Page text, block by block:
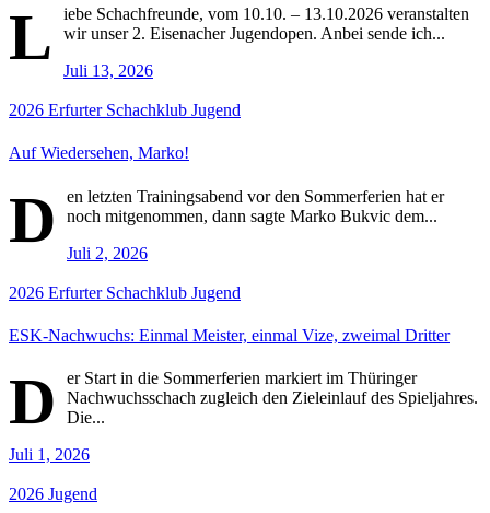
L
iebe Schachfreunde, vom 10.10. – 13.10.2026 veranstalten
wir unser 2. Eisenacher Jugendopen. Anbei sende ich...
Juli 13, 2026
2026 Erfurter Schachklub Jugend
Auf Wiedersehen, Marko!
D
en letzten Trainingsabend vor den Sommerferien hat er
noch mitgenommen, dann sagte Marko Bukvic dem...
Juli 2, 2026
2026 Erfurter Schachklub Jugend
ESK-Nachwuchs: Einmal Meister, einmal Vize, zweimal Dritter
D
er Start in die Sommerferien markiert im Thüringer
Nachwuchsschach zugleich den Zieleinlauf des Spieljahres.
Die...
Juli 1, 2026
2026 Jugend